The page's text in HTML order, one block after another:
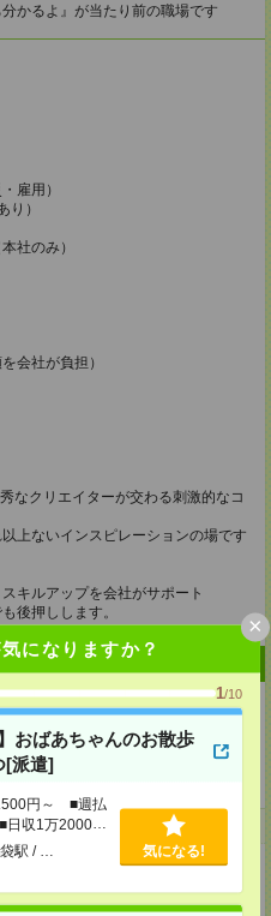
になりますか？
1/10
おばあちゃんのお散歩
[派遣]
円～ ■週払
収1万2000円
駅 / … 気になる!
×
かるよ』が当たり前の職場です
雇用）
）
社のみ）
会社が負担）
なクリエイターが交わる刺激的なコ
上ないインスピレーションの場です
キルアップを会社がサポート
後押しします。
ループ